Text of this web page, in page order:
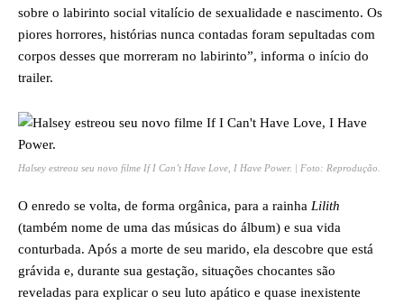
sobre o labirinto social vitalício de sexualidade e nascimento. Os
piores horrores, histórias nunca contadas foram sepultadas com
corpos desses que morreram no labirinto”, informa o início do
trailer.
Halsey estreou seu novo filme If I Can’t Have Love, I Have Power. | Foto: Reprodução.
O enredo se volta, de forma orgânica, para a rainha Lilith
(também nome de uma das músicas do álbum) e sua vida
conturbada. Após a morte de seu marido, ela descobre que está
grávida e, durante sua gestação, situações chocantes são
reveladas para explicar o seu luto apático e quase inexistente